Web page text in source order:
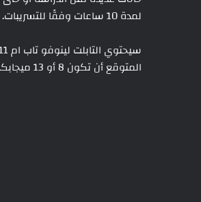
لمدة 10 ساعات وفقًا للتسريبات.
المتوقع أن تكون 8 أو 13 ميجابكسل.